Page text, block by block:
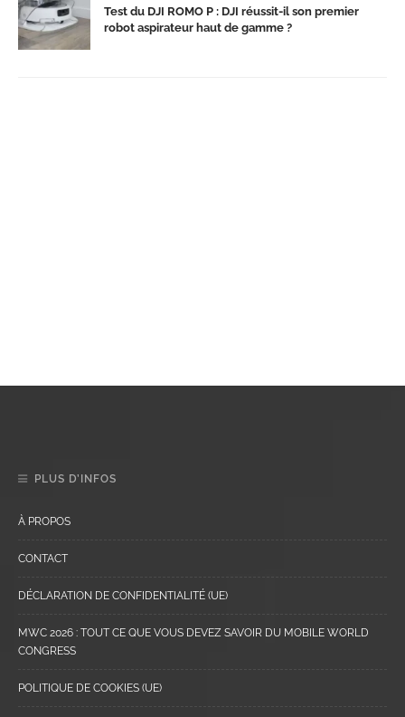
Test du DJI ROMO P : DJI réussit-il son premier
robot aspirateur haut de gamme ?
PLUS D’INFOS
À PROPOS
CONTACT
DÉCLARATION DE CONFIDENTIALITÉ (UE)
MWC 2026 : TOUT CE QUE VOUS DEVEZ SAVOIR DU MOBILE WORLD
CONGRESS
POLITIQUE DE COOKIES (UE)